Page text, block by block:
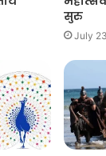
सुरु
July